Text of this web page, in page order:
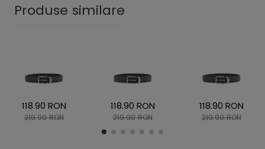
Produse similare
118.90 RON
219.90 RON
118.90 RON
219.90 RON
118.90 RON
219.90 RON